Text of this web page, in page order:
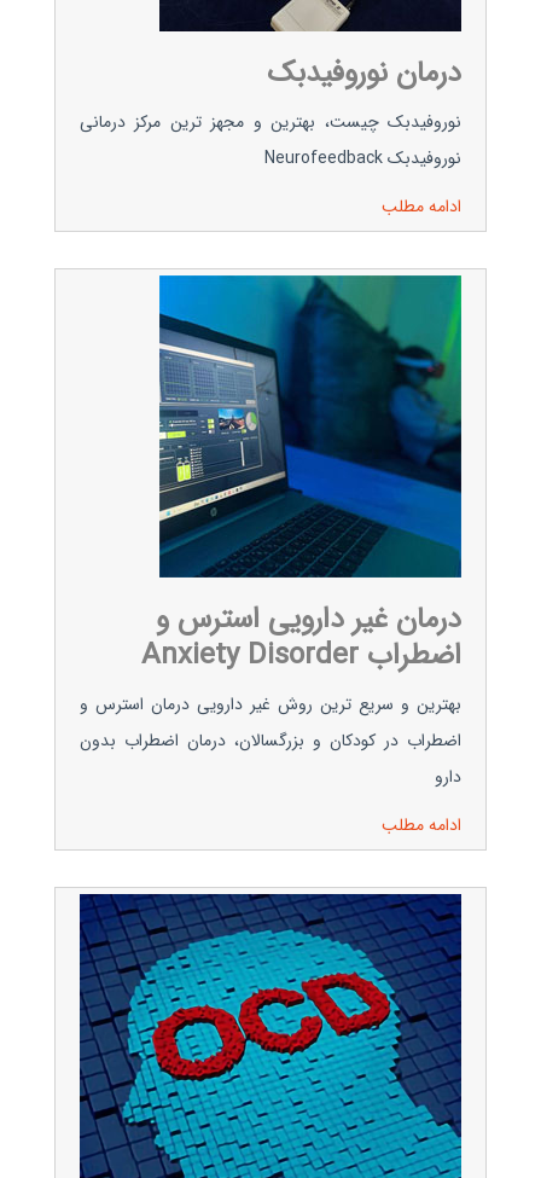
درمان نوروفیدبک
نوروفیدبک چیست، بهترین و مجهز ترین مرکز درمانی
نوروفیدبک Neurofeedback
ادامه مطلب
درمان غیر دارویی استرس و
اضطراب Anxiety Disorder
بهترین و سریع ترین روش غیر دارویی درمان استرس و
اضطراب در کودکان و بزرگسالان، درمان اضطراب بدون
دارو
ادامه مطلب